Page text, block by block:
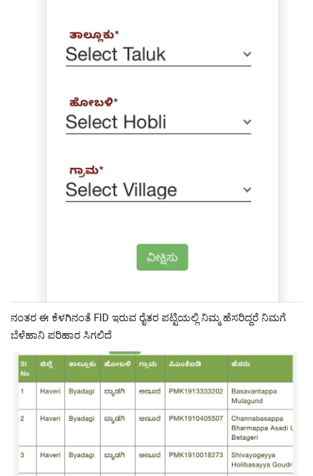
ನಂತರ ಈ ಕೆಳಗಿನಂತೆ FID ಇರುವ ರೈತರ ಪಟ್ಟಿಯಲ್ಲಿ ನಿಮ್ಮ ಹೆಸರಿದ್ದರೆ ನಿಮಗೆ
ಬೆಳೆಹಾನಿ ಪರಿಹಾರ ಸಿಗಲಿದೆ